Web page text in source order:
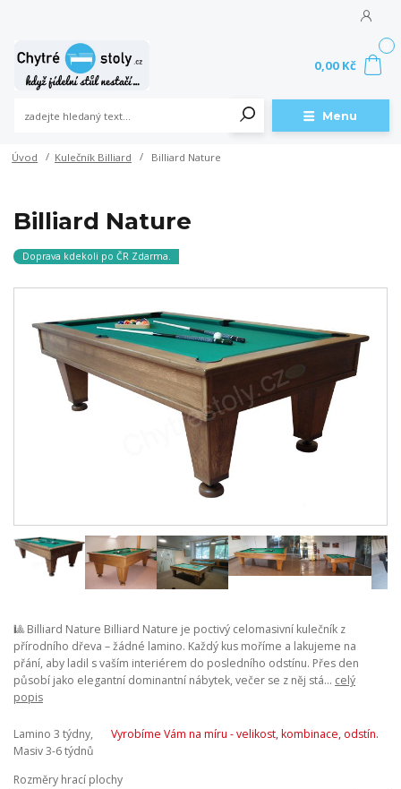
Menu
0,00 Kč
Úvod Kulečník Billiard Billiard Nature
Billiard Nature
Doprava kdekoli po ČR Zdarma.
🎱 Billiard Nature Billiard Nature je poctivý celomasivní kulečník z
přírodního dřeva – žádné lamino. Každý kus moříme a lakujeme na
přání, aby ladil s vaším interiérem do posledního odstínu. Přes den
působí jako elegantní dominantní nábytek, večer se z něj stá... celý
popis
Lamino 3 týdny,
Masiv 3-6 týdnů
Vyrobíme Vám na míru - velikost, kombinace, odstín.
Rozměry hrací plochy